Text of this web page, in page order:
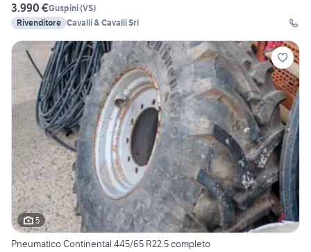
3.990 €Guspini(VS)
Rivenditore Cavalli & Cavalli Srl
5
Pneumatico Continental 445/65 R22.5 completo